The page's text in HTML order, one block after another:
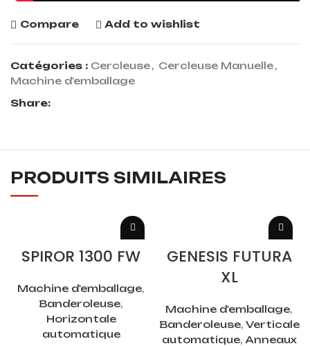
Compare Add to wishlist
Catégories : Cercleuse, Cercleuse Manuelle,
Machine d'emballage
Share:
PRODUITS SIMILAIRES
SPIROR 1300 FW
Machine d'emballage,
Banderoleuse,
Horizontale
automatique
GENESIS FUTURA
XL
Machine d'emballage,
Banderoleuse, Verticale
automatique, Anneaux